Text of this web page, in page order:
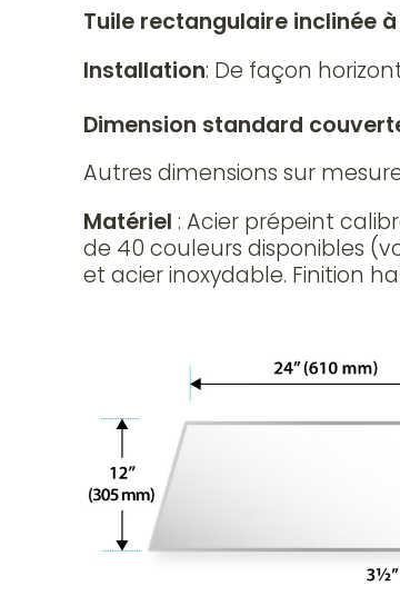
Tuile rectangulaire inclinée
Installation: De façon
Dimension standard
Autres dimensions sur
Matériel : Acier prépeint
de 40 couleurs disponibles
et acier inoxydable. Finition